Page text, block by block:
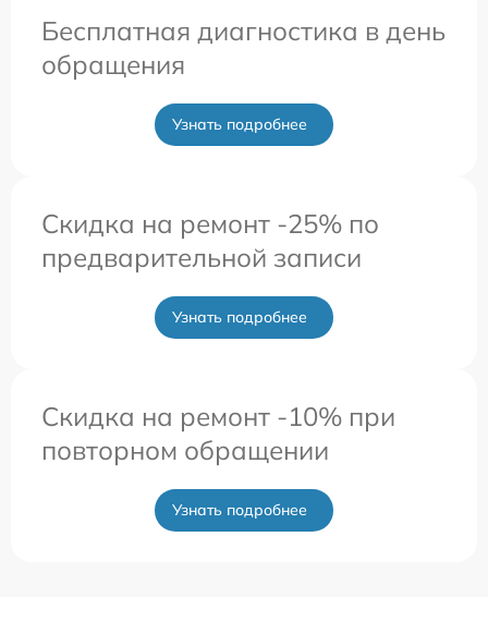
Бесплатная диагностика в день
обращения
Узнать подробнее
Скидка на ремонт -25% по
предварительной записи
Узнать подробнее
Скидка на ремонт -10% при
повторном обращении
Узнать подробнее